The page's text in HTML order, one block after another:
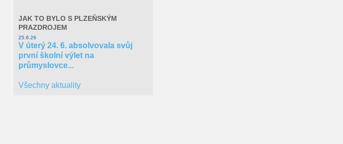
JAK TO BYLO S PLZEŇSKÝM
PRAZDROJEM
25.6.26
V úterý 24. 6. absolvovala svůj
první školní výlet na
průmyslovce...
Všechny aktuality